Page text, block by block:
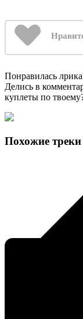
Понравилась
Делись в
куплеты по
Похожие треки